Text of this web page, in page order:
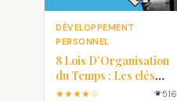
DÉVELOPPEMENT
PERSONNEL
8 Lois D'Organisation
du Temps : Les clés
pour une vie plus
★★★★☆ 516